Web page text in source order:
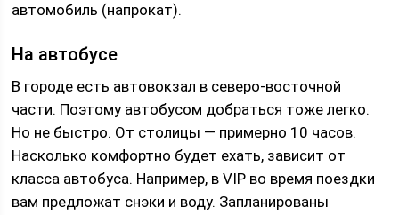
автомобиль (напрокат).
На автобусе
В городе есть автовокзал в северо-восточной
части. Поэтому автобусом добраться тоже легко.
Но не быстро. От столицы — примерно 10 часов.
Насколько комфортно будет ехать, зависит от
класса автобуса. Например, в VIP во время поездки
вам предложат снэки и воду. Запланированы